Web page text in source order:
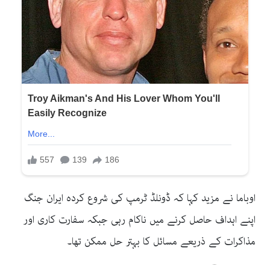
اوباما نے مزید کہا کہ ڈونلڈ ٹرمپ کی شروع کردہ ایران جنگ
اپنے اہداف حاصل کرنے میں ناکام رہی جبکہ سفارت کاری اور
مذاکرات کے ذریعے مسائل کا بہتر حل ممکن تھا۔